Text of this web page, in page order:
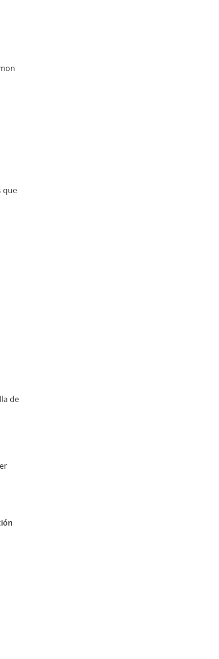
que
de